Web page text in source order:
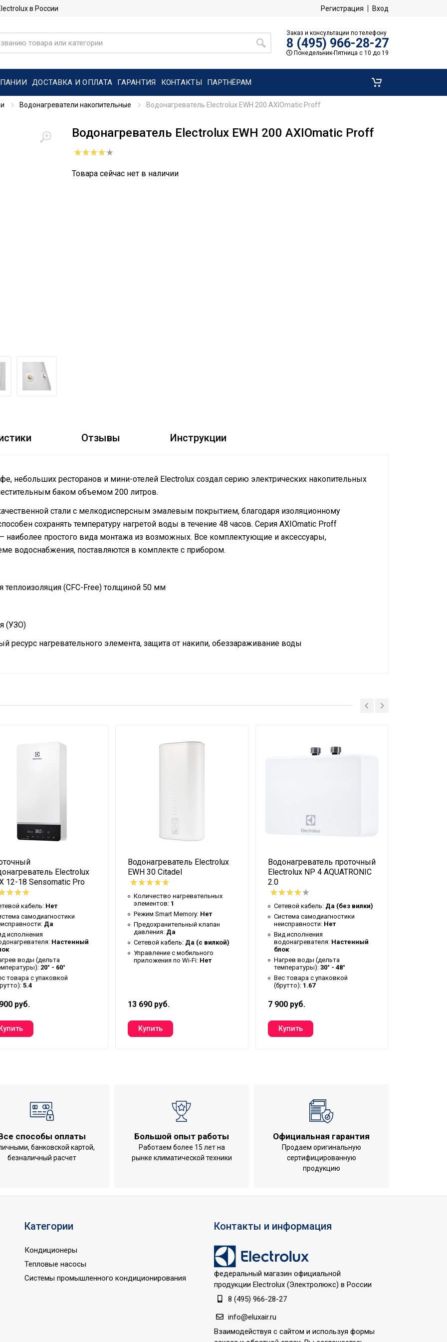
в России Регистрация Вход
Заказ и консультации по телефону
8 (495) 966-28-27
Понедельник-Пятница с 10 до 19
ДОСТАВКА И ОПЛАТА ГАРАНТИЯ КОНТАКТЫ ПАРТНЁРАМ
Водонагреватели накопительные Водонагреватель Electrolux EWH 200 AXIOmatic Proff
Водонагреватель Electrolux EWH 200 AXIOmatic Proff
Товара сейчас нет в наличии
Отзывы Инструкции
небольших ресторанов и мини-отелей Electrolux создал серию электрических накопительных
баком объемом 200 литров.
стали с мелкодисперсным эмалевым покрытием, благодаря изоляционному
сохранять температуру нагретой воды в течение 48 часов. Серия AXIOmatic Proff
наиболее простого вида монтажа из возможных. Все комплектующие и аксессуары,
водоснабжения, поставляются в комплекте с прибором.
(CFC-Free) толщиной 50 мм
(УЗО)
нагревательного элемента, защита от накипи, обеззараживание воды
Electrolux
12-18 Sensomatic Pro
кабель: Нет
самодиагностики
Да
исполнения
Настенный
воды (дельта
20° - 60°
товара с упаковкой
5.4
руб.
Водонагреватель Electrolux
EWH 30 Citadel
Количество нагревательных
элементов: 1
Режим Smart Memory: Нет
Предохранительный клапан
давления: Да
Сетевой кабель: Да (с вилкой)
Управление c мобильного
приложения по Wi-Fi: Нет
13 690 руб.
Водонагреватель проточный
Electrolux NP 4 AQUATRONIC
2.0
Сетевой кабель: Да (без вилки)
Система самодиагностики
неисправности: Нет
Вид исполнения
водонагревателя: Настенный
блок
Нагрев воды (дельта
температуры): 30° - 48°
Вес товара с упаковкой
(брутто): 1.67
7 900 руб.
способы оплаты
банковской картой,
безналичный расчет
Большой опыт работы
Работаем более 15 лет на
рынке климатической техники
Официальная гарантия
Продаем оригинальную
сертифицированную
продукцию
Категории
Кондиционеры
Тепловые насосы
Системы промышленного кондиционирования
Контакты и информация
федеральный магазин официальной
продукции Electrolux (Электролюкс) в России
8 (495) 966-28-27
info@eluxair.ru
Взаимодействуя с сайтом и используя формы